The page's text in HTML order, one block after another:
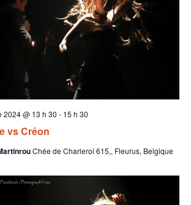
vs Créon
2024 @ 13 h 30 - 15 h 30
Chée de Charleroi 615,, Fleurus, Belgique